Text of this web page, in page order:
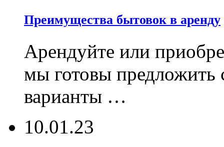
Преимущества бытовок в аренду
Арендуйте или
мы готовы предложить
варианты …
10.01.23